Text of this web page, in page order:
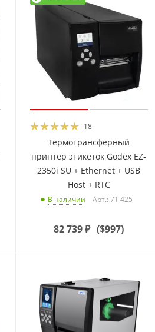
18
Термотрансферный
принтер этикеток Godex EZ-
2350i SU + Ethernet + USB
Host + RTC
В наличии Арт.: 71 425
82 739₽ ($997)